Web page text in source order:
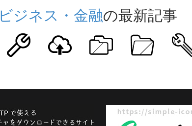
ビジネス・金融の最新記事